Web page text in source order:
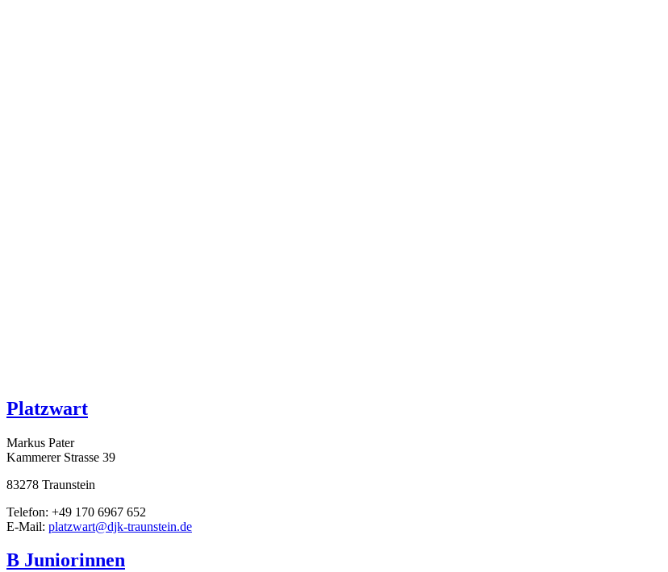
Platzwart
Markus Pater
Kammerer Strasse 39
83278 Traunstein
Telefon: +49 170 6967 652
E-Mail: platzwart@djk-traunstein.de
B Juniorinnen